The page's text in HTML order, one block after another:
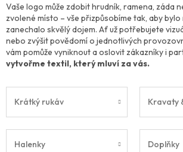
Vaše logo může zdobit hrudník, ramena, záda
zvolené místo – vše přizpůsobíme tak, aby bylo
zanechalo skvělý dojem. Ať už potřebujete
nebo zvýšit povědomí o jednotlivých
vám pomůže vyniknout a oslovit zákazníky i
vytvořme textil, který mluví za vás.
Krátký rukáv Kravaty
Halenky Doplňky